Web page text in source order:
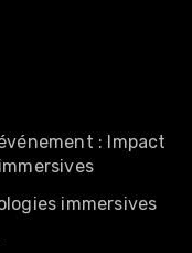
: Impact
immersives